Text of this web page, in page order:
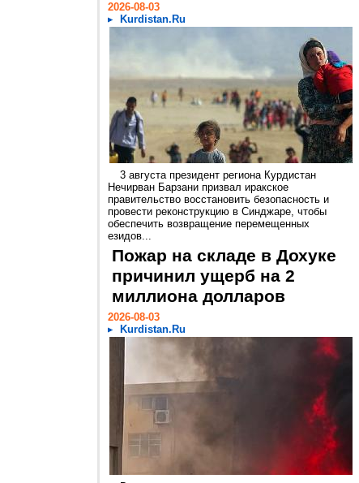
2026-08-03
Kurdistan.Ru
3 августа президент региона Курдистан
Нечирван Барзани призвал иракское
правительство восстановить безопасность и
провести реконструкцию в Синджаре, чтобы
обеспечить возвращение перемещенных
езидов...
Пожар на складе в Дохуке
причинил ущерб на 2
миллиона долларов
2026-08-03
Kurdistan.Ru